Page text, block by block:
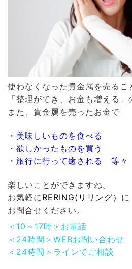
使わなくなった貴金属を売るこ
「整理ができ、お金も増える」
また、貴金属を売ったお金で
・美味しいものを食べる
・欲しかったものを買う
・旅行に行って癒される 等々
楽しいことができますね。
お気軽にRERING(リリング） に
お問合せください。
＜10～17時＞お電話
＜24時間＞WEBお問い合わせ
＜24時間＞ラインでご相談